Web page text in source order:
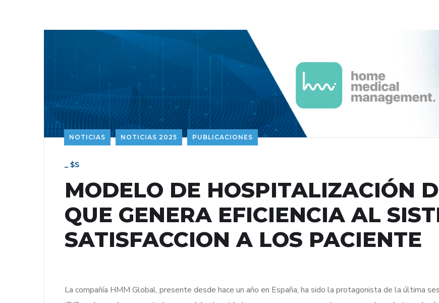
NOTICIAS NOTICIAS 2025 PUBLICACIONES
_ $s
MODELO DE HOSPITALIZACIÓN
QUE GENERA EFICIENCIA AL
SATISFACCION A LOS PACIENTE
La compañía HMM Global, presente desde hace un año en España, ha sido la protagonista de la última